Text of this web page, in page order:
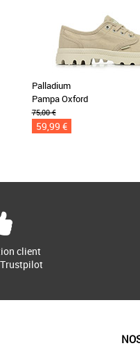
Palladium
Pampa Oxford
75,00 €
59,99 €
client